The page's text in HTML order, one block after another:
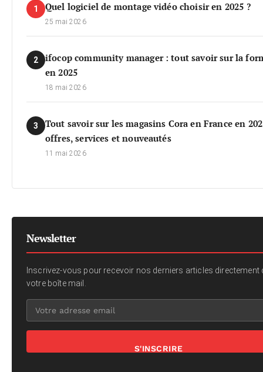
1 Quel logiciel de montage vidéo choisir en 2025 ?
25 mai 2026
2
ifocop community manager : tout savoir sur la
en 2025
18 mai 2026
3
Tout savoir sur les magasins Cora en France en
offres, services et nouveautés
11 mai 2026
Newsletter
Inscrivez-vous pour recevoir nos derniers articles directement
votre boîte mail.
S'INSCRIRE